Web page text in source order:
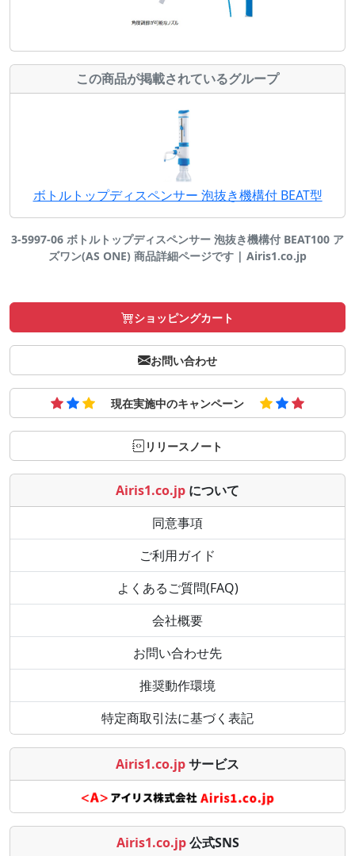
この商品が掲載されているグループ
ボトルトップディスペンサー 泡抜き機構付 BEAT型
3-5997-06 ボトルトップディスペンサー 泡抜き機構付 BEAT100 ア
ズワン(AS ONE) 商品詳細ページです | Airis1.co.jp
ショッピングカート
お問い合わせ
現在実施中のキャンペーン
リリースノート
Airis1.co.jp について
同意事項
ご利用ガイド
よくあるご質問(FAQ)
会社概要
お問い合わせ先
推奨動作環境
特定商取引法に基づく表記
Airis1.co.jpサービス
Airis1.co.jp 公式SNS